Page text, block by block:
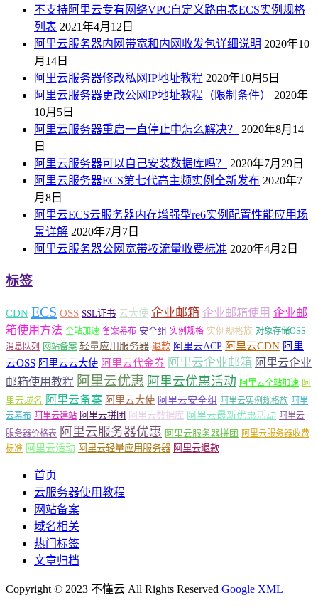
不支持阿里云专有网络VPC自定义路由表ECS实例规格
列表 2021年4月12日
阿里云服务器内网带宽和内网收发包详细说明 2020年10
月14日
阿里云服务器修改私网IP地址教程 2020年10月5日
阿里云服务器更改公网IP地址教程（限制条件）
2020年
10月5日
阿里云服务器重启一直停止中怎么解决？
2020年8月14
日
阿里云服务器可以自己安装数据库吗？
2020年7月29日
阿里云服务器ECS第七代高主频实例全新发布 2020年7
月8日
阿里云ECS云服务器内存增强型re6实例配置性能应用场
景详解 2020年7月7日
阿里云服务器公网宽带按流量收费标准 2020年4月2日
标签
CDN ECS OSS SSL证书 云大使 企业邮箱 企业邮箱使用 企业邮
箱使用方法 全站加速 备案幕布 安全组 实例规格 实例规格族 对象存储OSS
消息队列
网站备案 轻量应用服务器 退款 阿里云ACP 阿里云CDN 阿里
云OSS 阿里云云大使 阿里云代金券 阿里云企业邮箱 阿里云企业
邮箱使用教程 阿里云优惠 阿里云优惠活动 阿里云全站加速 阿
里云域名 阿里云备案 阿里云大使 阿里云安全组 阿里云实例规格族 阿里
云幕布 阿里云建站 阿里云拼团 阿里云数据库 阿里云最新优惠活动 阿里云
服务器价格表 阿里云服务器优惠 阿里云服务器拼团 阿里云服务器收费
标准 阿里云活动 阿里云轻量应用服务器 阿里云退款
首页
云服务器使用教程
网站备案
域名相关
热门标签
文章归档
Copyright © 2023 不懂云 All Rights Reserved Google XML